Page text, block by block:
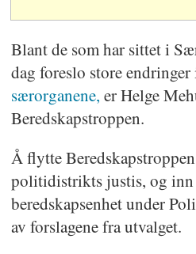
Blant de som har sittet i
dag foreslo store endringer
særorganene, er Helge
Beredskapstroppen.
Å flytte
politidistrikts justis, og inn
beredskapsenhet under
av forslagene fra utvalget.